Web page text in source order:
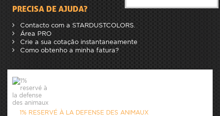
PRECISA DE AJUDA?
Contacto com a STARDUSTCOLORS.
Área PRO
Crie a sua cotação instantaneamente
Como obtenho a minha fatura?
1% RESERVÉ À LA DEFENSE DES ANIMAUX